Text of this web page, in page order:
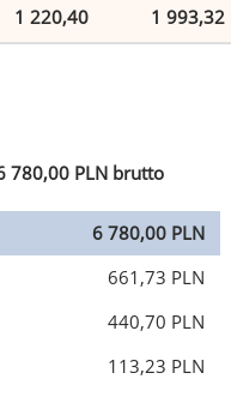
1 220,40 1 993,32
780,00 PLN brutto
6 780,00 PLN
661,73 PLN
440,70 PLN
113,23 PLN